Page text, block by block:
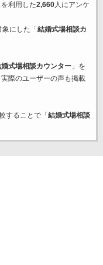
利用した2,660人にアンケ
にした「 結婚式場相談カ
式場相談カウンター」を
際のユーザーの声も掲載
することで「 結婚式場相談